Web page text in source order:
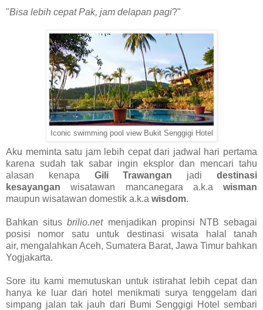
"Bisa lebih cepat Pak, jam delapan pagi?"
Iconic swimming pool view Bukit Senggigi Hotel
Aku meminta satu jam lebih cepat dari jadwal hari pertama
karena sudah tak sabar ingin eksplor dan mencari tahu
alasan kenapa Gili Trawangan jadidestinasi
kesayangan wisatawan mancanegara a.k.a wisman
maupun wisatawan domestik a.k.a wisdom.
Bahkan situsbrilio.netmenjadikan propinsi NTB sebagai
posisi nomor satu untuk destinasi wisata halal tanah
air, mengalahkan Aceh, Sumatera Barat, Jawa Timur bahkan
Yogjakarta.
Sore itu kami memutuskan untuk istirahat lebih cepat dan
hanya ke luar dari hotel menikmati surya tenggelam dari
simpang jalan tak jauh dari Bumi Senggigi Hotel sembari